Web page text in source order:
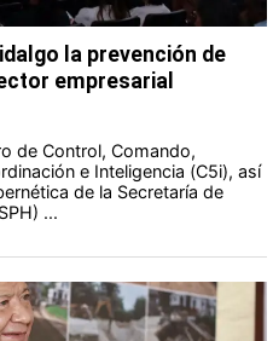
la prevención de
empresarial
de Control, Comando,
e Inteligencia (C5i), así
de la Secretaría de
...